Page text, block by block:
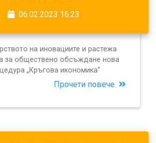
06.02.2023 16:23
на иновациите и растежа
за обществено обсъждане нова
„Кръгова икономика“
Прочети повече